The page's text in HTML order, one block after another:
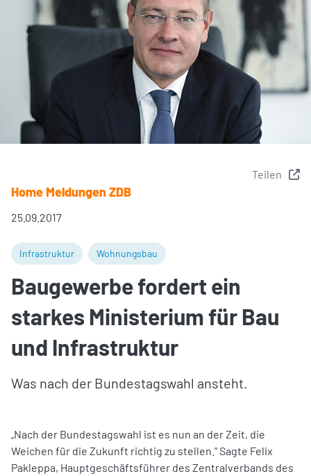
Teilen
Home Meldungen ZDB
25.09.2017
Infrastruktur Wohnungsbau
Baugewerbe fordert ein
starkes Ministerium für Bau
und Infrastruktur
Was nach der Bundestagswahl ansteht.
„Nach der Bundestagswahl ist es nun an der Zeit, die
Weichen für die Zukunft richtig zu stellen.“ Sagte Felix
Pakleppa, Hauptgeschäftsführer des Zentralverbands des